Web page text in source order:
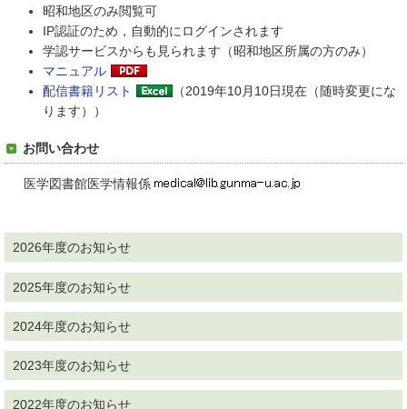
昭和地区のみ閲覧可
IP認証のため，自動的にログインされます
学認サービスからも見られます（昭和地区所属の方のみ）
マニュアル
配信書籍リスト
（2019年10月10日現在（随時変更にな
ります））
お問い合わせ
医学図書館医学情報係
2026年度のお知らせ
2025年度のお知らせ
2024年度のお知らせ
2023年度のお知らせ
2022年度のお知らせ